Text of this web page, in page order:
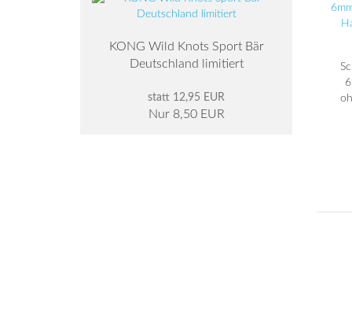
KONG Wild Knots Sport Bär
Deutschland limitiert
statt 12,95 EUR
Nur 8,50 EUR